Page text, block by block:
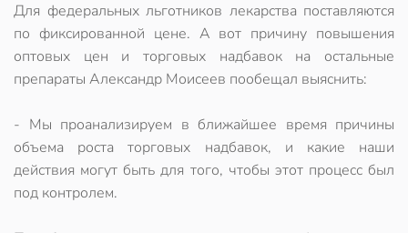
Для федеральных льготников лекарства поставляются
по фиксированной цене. А вот причину повышения
оптовых цен и торговых надбавок на остальные
препараты Александр Моисеев пообещал выяснить:
- Мы проанализируем в ближайшее время причины
объема роста торговых надбавок, и какие наши
действия могут быть для того, чтобы этот процесс был
под контролем.